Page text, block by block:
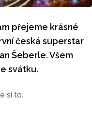
přejeme krásné
česká superstar
Šeberle. Všem
svátku.
si to.